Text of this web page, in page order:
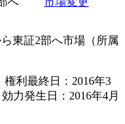
東証2部へ市場（所属
利最終日：2016年3
力発生日：2016年4月